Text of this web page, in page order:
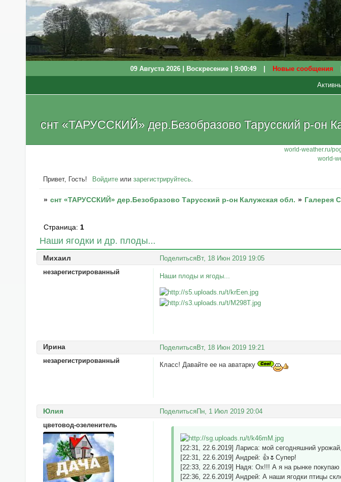
09 Августа 2026 | Воскресение | 9:00:49 Новые сообщения
world-weather.ru/
world-
снт «ТАРУССКИЙ» дер.Безобразово Тарусский р-он
Привет, Гость! Войдите илизарегистрируйтесь.
» снт «ТАРУССКИЙ» дер.Безобразово Тарусский р-он Калужская обл. » Галерея
Наши ягодки и др. плоды...
Страница: 1
ПоделитьсяВт, 18 Июн 2019 19:05
Михаил
незарегистрированный
Наши плоды и ягоды...
ПоделитьсяВт, 18 Июн 2019 19:21
Ирина
незарегистрированный
Класс! Давайте ее на аватарку
ПоделитьсяПн, 1 Июл 2019 20:04
Юлия
цветовод-озеленитель
[22:31, 22.6.2019] Лариса: мой сегодняшний
[22:31, 22.6.2019] Андрей: 👍🌷Супер!
[22:33, 22.6.2019] Надя: Ох!!! А я на рынке покупаю
[22:36, 22.6.2019] Андрей: А наши ягодки птицы